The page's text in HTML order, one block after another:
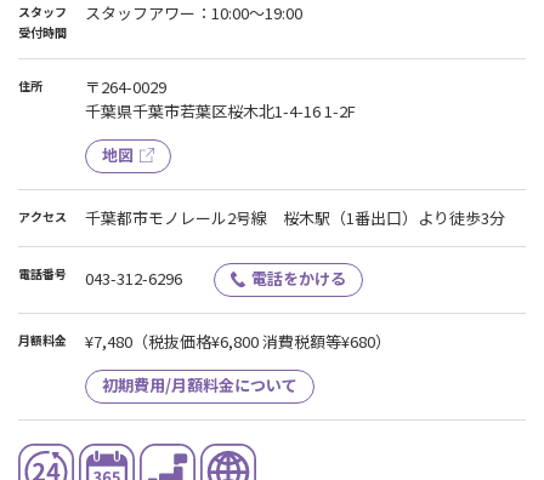
スタッフ
受付時間
スタッフアワー：10:00～19:00
住所
〒264-0029
千葉県千葉市若葉区桜木北1-4-16 1-2F
地図
アクセス 千葉都市モノレール2号線 桜木駅（1番出口）より徒歩3分
電話番号 043-312-6296 電話をかける
月額料金 ¥7,480 （税抜価格¥6,800 消費税額等¥680）
初期費用/月額料金について